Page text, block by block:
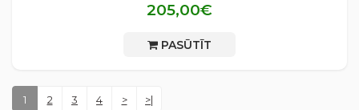
205,00€
PASŪTĪT
1 2 3 4 > >|